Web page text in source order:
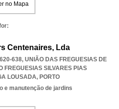
no Mapa
Centenaires, Lda
638, UNIÃO DAS FREGUESIAS DE
FREGUESIAS SILVARES PIAS
LOUSADA, PORTO
e manutenção de jardins